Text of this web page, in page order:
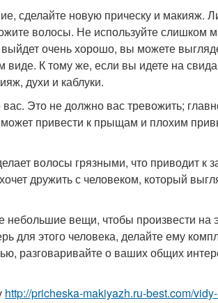
сделайте новую прическу и макияж.
волосы. Не используйте слишком
очень хорошо, вы можете
К тому же, если вы идете на
духи и каблуки.
Это не должно вас тревожить;
привести к прыщам и плохим
волосы грязными, что приводит к
дружить с человеком, который
небольшие вещи, чтобы произвести на
для этого человека, делайте ему
разговаривайте о ваших общих
http://pricheska-makiyazh.ru-best.com/